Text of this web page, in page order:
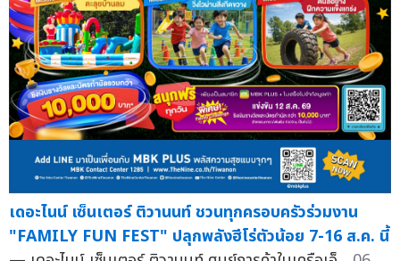
เดอะไนน์ เซ็นเตอร์ ติวานนท์ ชวนทุกครอบครัวร่วมงาน
"FAMILY FUN FEST" ปลุกพลังฮีโร่ตัวน้อย 7-16 ส.ค. นี้